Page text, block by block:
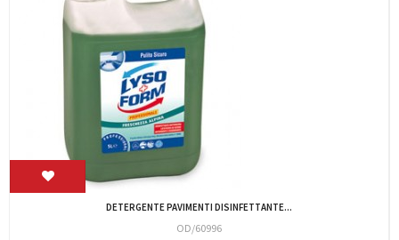
DETERGENTE PAVIMENTI DISINFETTANTE...
OD/60996